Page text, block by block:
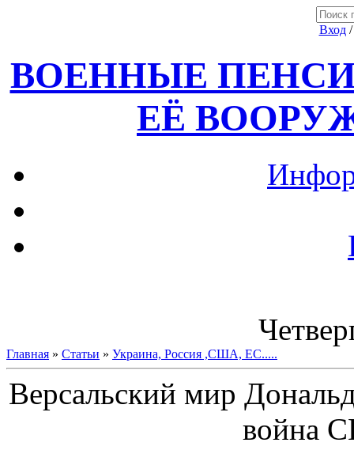
Вход
ВОЕННЫЕ
ЕЁ
Главная » Статьи » Украина, Россия ,США, ЕС.....
Версальский мир
война